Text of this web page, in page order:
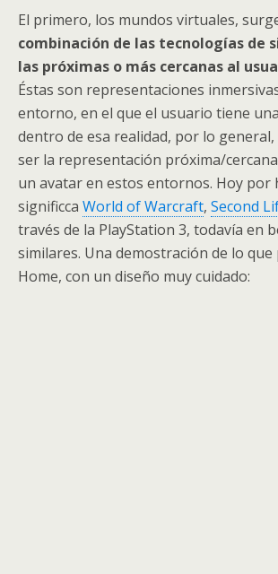
El primero, los mundos virtuales,
combinación de las tecnologías de
las próximas o más cercanas al
Éstas son representaciones
entorno, en el que el usuario tiene
dentro de esa realidad, por lo general,
ser la representación próxima/
un avatar en estos entornos. Hoy por
significca World of Warcraft, Second
través de la PlayStation 3, todavía en
similares. Una demostración de lo que
Home, con un diseño muy cuidado: